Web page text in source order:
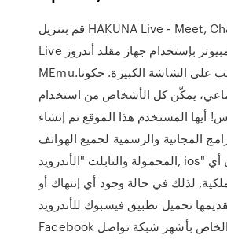
قم بتنزيل HAKUNA Live - Meet, Chat and Play
Live على الكمبيوتر بإستخدام جهاز مقلد أندروز
MEmu.استمتع بمتعة اللعب على الشاشة الكبيرة. حكونا
يمكّن كل الأشخاص من استخدام
أيها المستخدم هذا الموقع تم إنشاء
المجانية والرسمية لجميع الهواتف
المحمولة والتابلت "الأندرويد, ios" والكمبيوتر بدون أي
لذلك في حالة وجود أي إنتهاك أو
تحميل تطبيق فيسبوك للأندرويد
Facebook الرسمي الخاص بأشهر شبكة تواصل